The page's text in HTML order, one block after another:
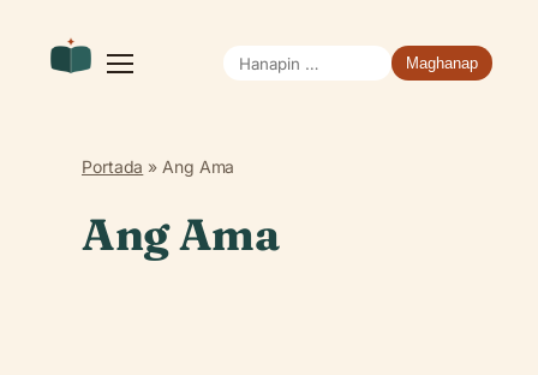
Buksan
ang
Hanapin
Portada » Ang Ama
Ang Ama